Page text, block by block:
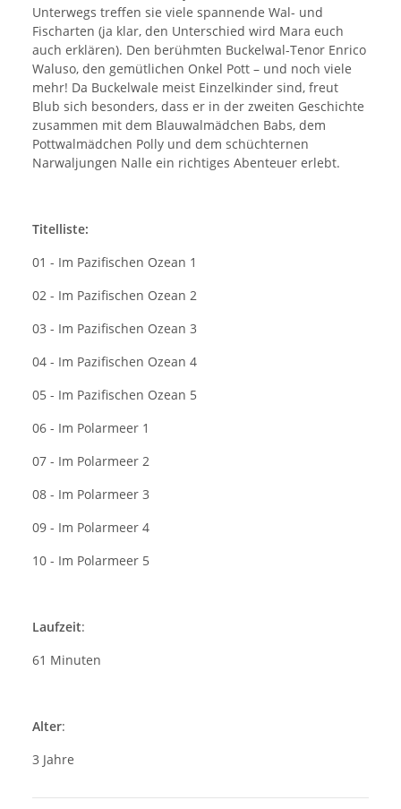
Unterwegs treffen sie viele spannende Wal- und
Fischarten (ja klar, den Unterschied wird Mara euch
auch erklären). Den berühmten Buckelwal-Tenor Enrico
Waluso, den gemütlichen Onkel Pott – und noch viele
mehr! Da Buckelwale meist Einzelkinder sind, freut
Blub sich besonders, dass er in der zweiten Geschichte
zusammen mit dem Blauwalmädchen Babs, dem
Pottwalmädchen Polly und dem schüchternen
Narwaljungen Nalle ein richtiges Abenteuer erlebt.
Titelliste:
01 - Im Pazifischen Ozean 1
02 - Im Pazifischen Ozean 2
03 - Im Pazifischen Ozean 3
04 - Im Pazifischen Ozean 4
05 - Im Pazifischen Ozean 5
06 - Im Polarmeer 1
07 - Im Polarmeer 2
08 - Im Polarmeer 3
09 - Im Polarmeer 4
10 - Im Polarmeer 5
Laufzeit:
61 Minuten
Alter:
3 Jahre